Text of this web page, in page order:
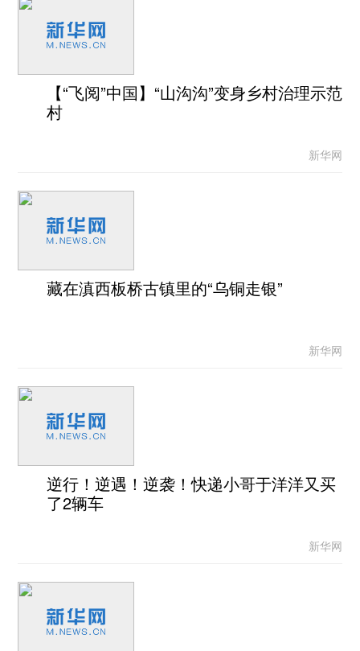
【“飞阅”中国】“山沟沟”变身乡村治理示范
村
新华网
藏在滇西板桥古镇里的“乌铜走银”
新华网
逆行！逆遇！逆袭！快递小哥于洋洋又买
了2辆车
新华网